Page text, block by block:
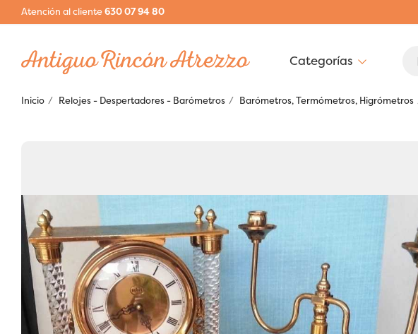
Atención al cliente630 07 94 80
Inicio Relojes - Despertadores - Barómetros Barómetros, Termómetros, Higrómetros